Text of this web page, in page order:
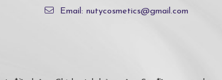
Email: nutycosmetics@gmail.com